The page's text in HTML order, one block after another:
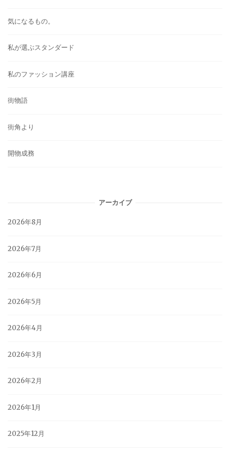
気になるもの。
私が選ぶスタンダード
私のファッション講座
街物語
街角より
開物成務
アーカイブ
2026年8月
2026年7月
2026年6月
2026年5月
2026年4月
2026年3月
2026年2月
2026年1月
2025年12月